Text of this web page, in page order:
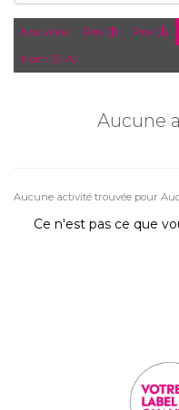
Nouveau Prix ( ) Prix ( )
Nom (Z-A)
Aucune
Aucune activité trouvée pour
Ce n'est pas ce que